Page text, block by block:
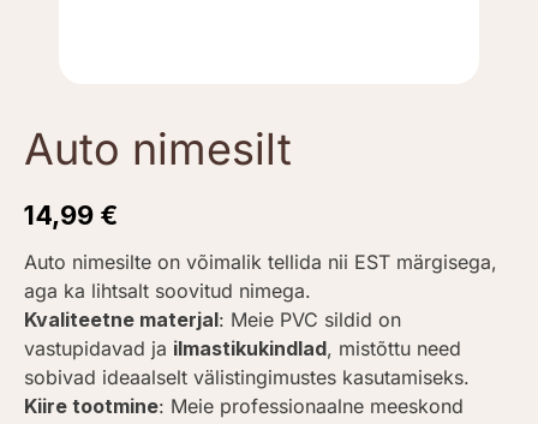
Auto nimesilt
14,99 €
Auto nimesilte on võimalik tellida nii EST märgisega,
aga ka lihtsalt soovitud nimega.
Kvaliteetne materjal: Meie PVC sildid on
vastupidavad ja ilmastikukindlad, mistõttu need
sobivad ideaalselt välistingimustes kasutamiseks.
Kiire tootmine: Meie professionaalne meeskond